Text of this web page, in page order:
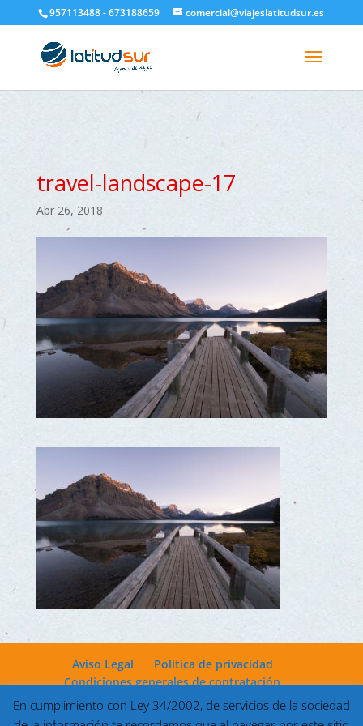
google-site-verification=H6A6AFFbXLQPnewL7da5KWjTFeKytP3gbsCfUlQl-
3k
957113488 - 673188659 comercial@viajeslatitudsur.es
travel-landscape-17
Abr 26, 2018
Aviso Legal
Política de privacidad
Condiciones generales de contratación
En cumplimiento con Ley 34/2002, de servicios de la sociedad